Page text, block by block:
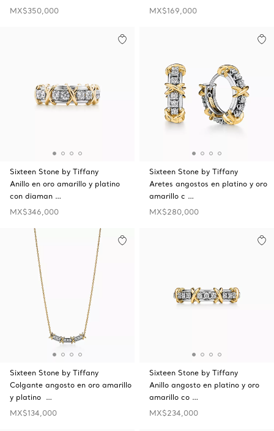
MX$350,000
MX$169,000
Sixteen Stone by Tiffany
Anillo en oro amarillo y platino
con diaman …
MX$346,000
Sixteen Stone by Tiffany
Aretes angostos en platino y oro
amarillo c …
MX$280,000
Sixteen Stone by Tiffany
Colgante angosto en oro amarillo
y platino …
MX$134,000
Sixteen Stone by Tiffany
Anillo angosto en platino y oro
amarillo co …
MX$234,000